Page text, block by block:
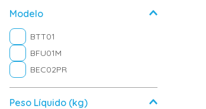
Modelo
BTT01
BFU01M
BEC02PR
Peso Líquido (kg)